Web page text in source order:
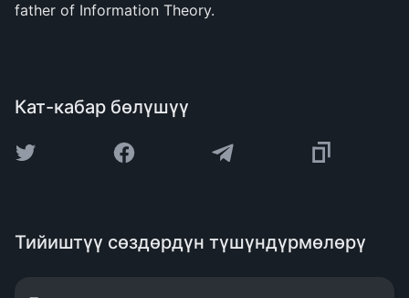
father of Information Theory.
Кат-кабар бөлүшүү
Тийиштүү сөздөрдүн түшүндүрмөлөрү